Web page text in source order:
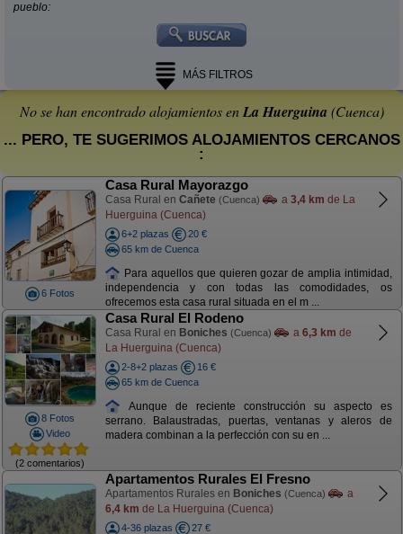
pueblo:
MÁS FILTROS
No se han encontrado alojamientos enLa Huerguina (Cuenca)
... PERO, TE SUGERIMOS ALOJAMIENTOS CERCANOS
:
6 Fotos
Casa Rural Mayorazgo
Casa Rural en Cañete (Cuenca) a 3,4 km de La
Huerguina (Cuenca)
6+2 plazas
20 €
65 km de Cuenca
Para aquellos que quieren gozar de amplia intimidad,
independencia y con todas las comodidades, os
ofrecemos esta casa rural situada en el m ...
8 Fotos
Video
(2 comentarios)
Casa Rural El Rodeno
Casa Rural en Boniches (Cuenca) a 6,3 km de
La Huerguina (Cuenca)
2-8+2 plazas
16 €
65 km de Cuenca
Aunque de reciente construcción su aspecto es
serrano. Balaustradas, puertas, ventanas y aleros de
madera combinan a la perfección con su en ...
Apartamentos Rurales El Fresno
Apartamentos Rurales en Boniches (Cuenca)
a
6,4 km de La Huerguina (Cuenca)
4-36 plazas
27 €